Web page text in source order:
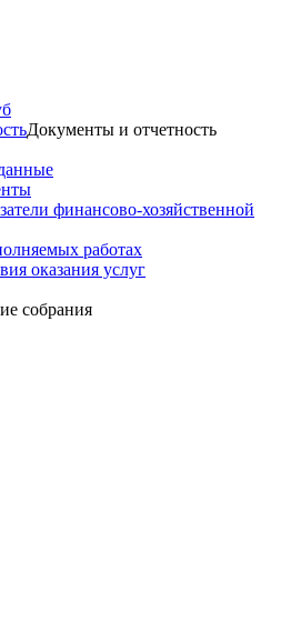
Документы и отчетность
финансово-хозяйственной
работах
оказания услуг
собрания